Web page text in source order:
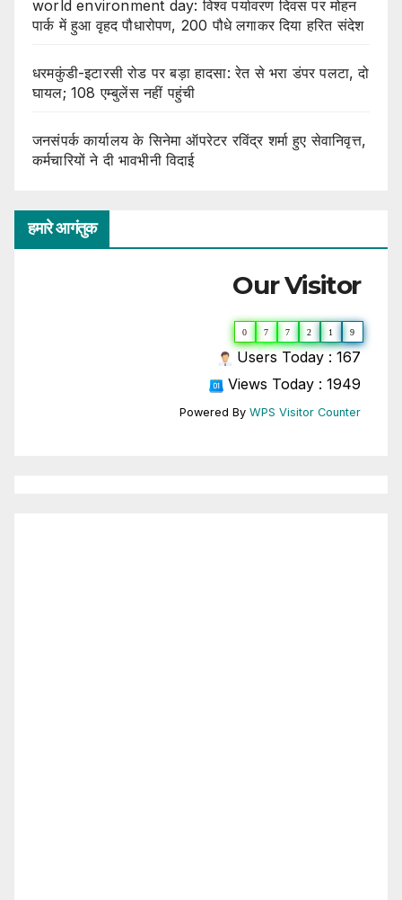
world environment day: विश्व पर्यावरण दिवस पर मोहन
पार्क में हुआ वृहद पौधारोपण, 200 पौधे लगाकर दिया हरित संदेश
धरमकुंडी-इटारसी रोड पर बड़ा हादसा: रेत से भरा डंपर पलटा, दो
घायल; 108 एम्बुलेंस नहीं पहुंची
जनसंपर्क कार्यालय के सिनेमा ऑपरेटर रविंद्र शर्मा हुए सेवानिवृत्त,
कर्मचारियों ने दी भावभीनी विदाई
हमारे आगंतुक
Our Visitor
0 7 7 2 1 9
Users Today : 167
Views Today : 1949
Powered By WPS Visitor Counter